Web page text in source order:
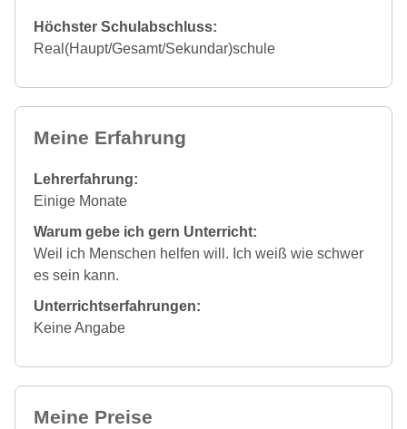
Höchster Schulabschluss:
Real(Haupt/Gesamt/Sekundar)schule
Meine Erfahrung
Lehrerfahrung:
Einige Monate
Warum gebe ich gern Unterricht:
Weil ich Menschen helfen will. Ich weiß wie schwer
es sein kann.
Unterrichtserfahrungen:
Keine Angabe
Meine Preise